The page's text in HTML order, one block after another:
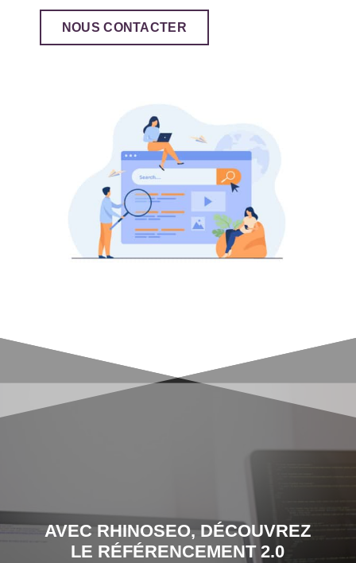
NOUS CONTACTER
AVEC RHINOSEO, DÉCOUVREZ
LE RÉFÉRENCEMENT 2.0